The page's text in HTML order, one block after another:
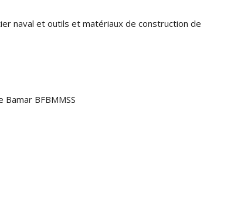
naval et outils et matériaux de construction de
Bamar BFBMMSS